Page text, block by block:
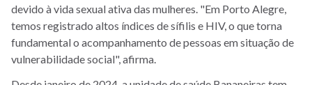
devido à vida sexual ativa das mulheres. "Em Porto Alegre,
temos registrado altos índices de sífilis e HIV, o que torna
fundamental o acompanhamento de pessoas em situação de
vulnerabilidade social", afirma.